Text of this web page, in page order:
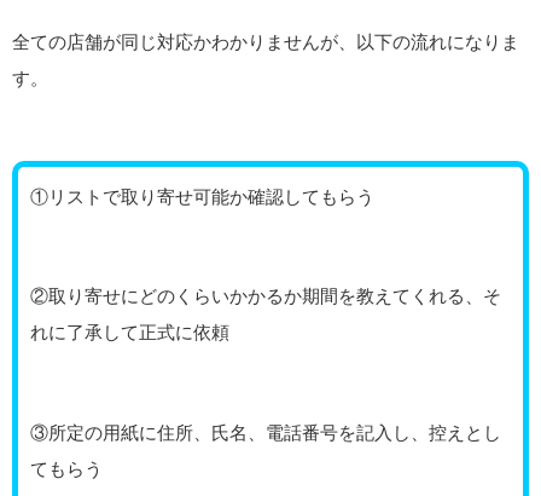
全ての店舗が同じ対応かわかりませんが、以下の流れになりま
す。
①リストで取り寄せ可能か確認してもらう
②取り寄せにどのくらいかかるか期間を教えてくれる、そ
れに了承して正式に依頼
③所定の用紙に住所、氏名、電話番号を記入し、控えとし
てもらう